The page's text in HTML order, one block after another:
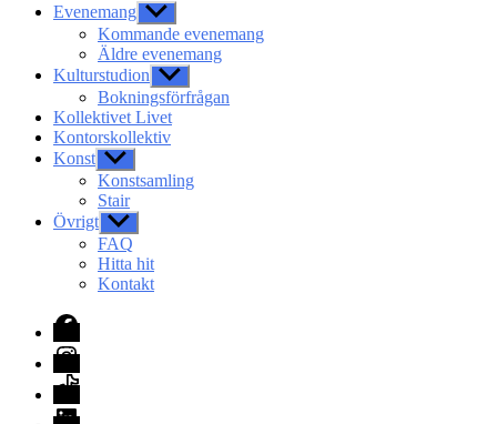
Evenemang Visa
undermeny
Kommande evenemang
Äldre evenemang
Kulturstudion Visa
undermeny
Bokningsförfrågan
Kollektivet Livet
Kontorskollektiv
Konst Visa
undermeny
Konstsamling
Stair
Övrigt Visa
undermeny
FAQ
Hitta hit
Kontakt
Facebook
Instagram
TikTok
LinkedIn